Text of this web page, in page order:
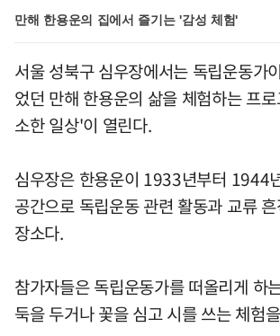
만해 한용운의 집에서 즐기는 '감성 체험'
서울 성북구 심우장에서는 독립운동가
었던 만해 한용운의 삶을 체험하는 프
소한 일상'이 열린다.
심우장은 한용운이 1933년부터 1944
공간으로 독립운동 관련 활동과 교류
장소다.
참가자들은 독립운동가를 떠올리게 하
둑을 두거나 꽃을 심고 시를 쓰는 체험